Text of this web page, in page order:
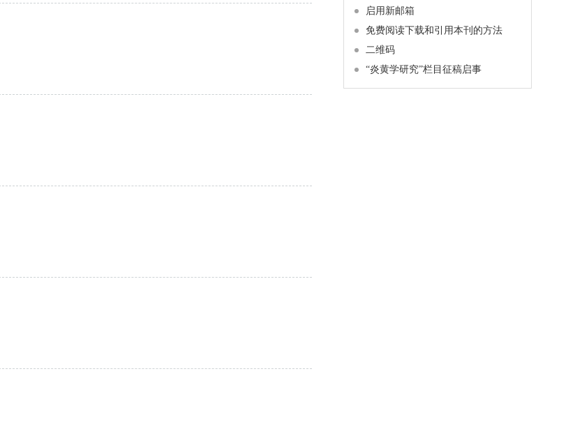
启用新邮箱
免费阅读下载和引用本刊的方法
二维码
“炎黄学研究”栏目征稿启事